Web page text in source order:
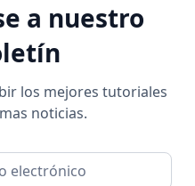
a nuestro
los mejores tutoriales
noticias.